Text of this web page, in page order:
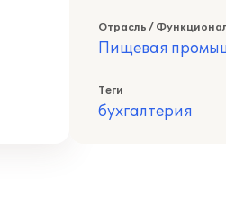
Отрасль /
Пищевая
Теги
бухгалтерия